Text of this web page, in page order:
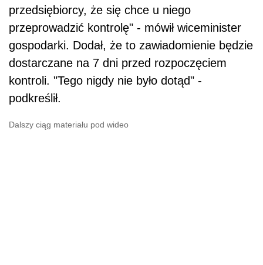
przedsiębiorcy, że się chce u niego
przeprowadzić kontrolę" - mówił wiceminister
gospodarki. Dodał, że to zawiadomienie będzie
dostarczane na 7 dni przed rozpoczęciem
kontroli. "Tego nigdy nie było dotąd" -
podkreślił.
Dalszy ciąg materiału pod wideo